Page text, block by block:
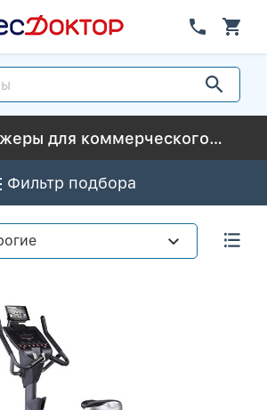
Велотренажеры для коммерческого использования
Фильтр подбора